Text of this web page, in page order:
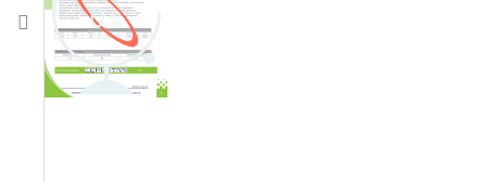
Ajustes
0